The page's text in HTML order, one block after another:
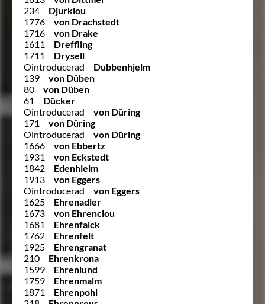
234
Djurklou
1776
von Drachstedt
1716
von Drake
1611
Dreffling
1711
Drysell
Ointroducerad
Dubbenhjelm
139
von Düben
80
von Düben
61
Dücker
Ointroducerad
von Düring
171
von Düring
Ointroducerad
von Düring
1666
von Ebbertz
1931
von Eckstedt
1842
Edenhielm
1913
von Eggers
Ointroducerad
von Eggers
1625
Ehrenadler
1673
von Ehrenclou
1681
Ehrenfalck
1762
Ehrenfelt
1925
Ehrengranat
210
Ehrenkrona
1599
Ehrenlund
1759
Ehrenmalm
1871
Ehrenpohl